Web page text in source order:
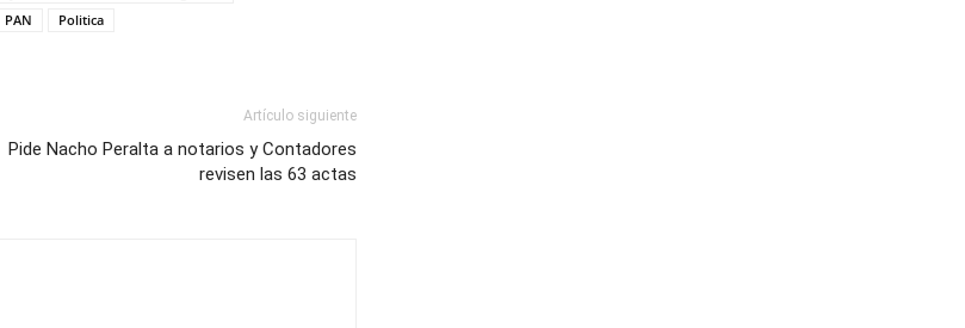
PAN Politica
Artículo siguiente
Pide Nacho Peralta a notarios y Contadores
revisen las 63 actas